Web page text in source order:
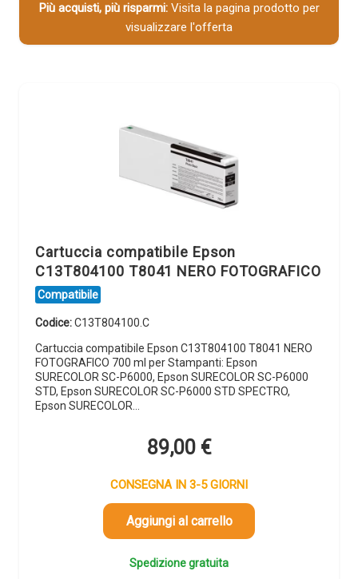
Più acquisti, più risparmi:Visita la pagina prodotto per
visualizzare l'offerta
Cartuccia compatibile Epson
C13T804100 T8041 NERO FOTOGRAFICO
Compatibile
Codice:C13T804100.C
Cartuccia compatibile Epson C13T804100 T8041 NERO
FOTOGRAFICO 700 ml per Stampanti: Epson
SURECOLOR SC-P6000, Epson SURECOLOR SC-P6000
STD, Epson SURECOLOR SC-P6000 STD SPECTRO,
Epson SURECOLOR…
89,00 €
CONSEGNA IN 3-5 GIORNI
Aggiungi al carrello
Spedizione gratuita